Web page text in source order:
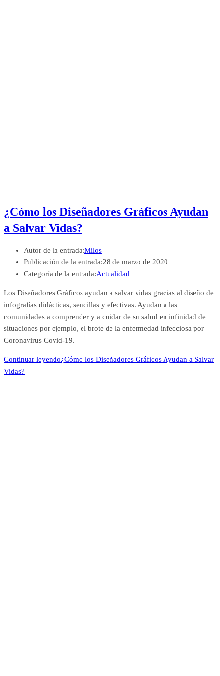
¿Cómo los Diseñadores Gráficos Ayudan
a Salvar Vidas?
Autor de la entrada:Milos
Publicación de la entrada:28 de marzo de 2020
Categoría de la entrada:Actualidad
Los Diseñadores Gráficos ayudan a salvar vidas gracias al diseño de
infografías didácticas, sencillas y efectivas. Ayudan a las
comunidades a comprender y a cuidar de su salud en infinidad de
situaciones por ejemplo, el brote de la enfermedad infecciosa por
Coronavirus Covid-19.
Continuar leyendo¿Cómo los Diseñadores Gráficos Ayudan a Salvar
Vidas?